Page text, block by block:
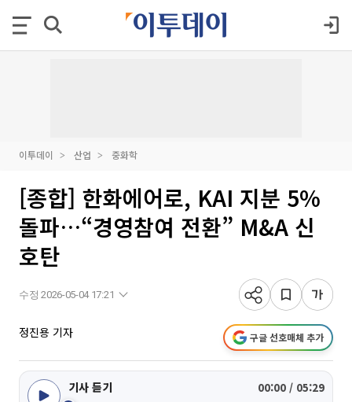
이투데이 산업 중화학
[종합] 한화에어로, KAI 지분 5%
돌파…“경영참여 전환” M&A 신
호탄
수정 2026-05-04 17:21
정진용 기자 구글 선호매체 추가
기사 듣기 00:00 / 05:29